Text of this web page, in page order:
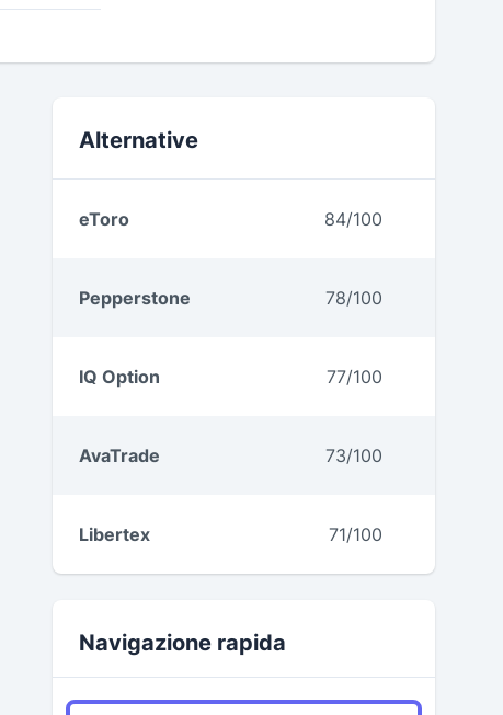
Alternative
eToro 84/100
Pepperstone 78/100
IQ Option 77/100
AvaTrade 73/100
Libertex 71/100
Navigazione rapida